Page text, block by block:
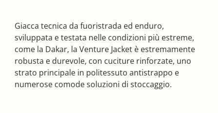
Giacca tecnica da fuoristrada ed enduro,
sviluppata e testata nelle condizioni più estreme,
come la Dakar, la Venture Jacket è estremamente
robusta e durevole, con cuciture rinforzate, uno
strato principale in politessuto antistrappo e
numerose comode soluzioni di stoccaggio.